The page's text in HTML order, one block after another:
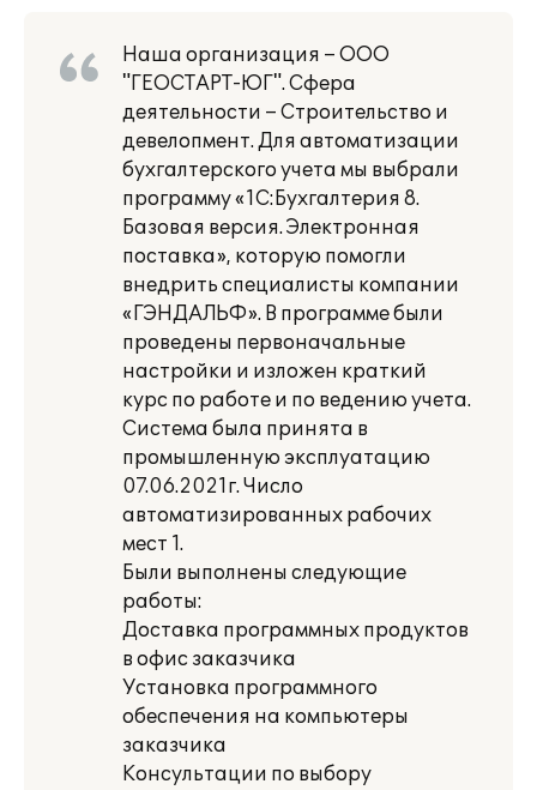
Наша организация – ООО
"ГЕОСТАРТ-ЮГ". Сфера
деятельности – Строительство и
девелопмент. Для автоматизации
бухгалтерского учета мы выбрали
программу «1С:Бухгалтерия 8.
Базовая версия. Электронная
поставка», которую помогли
внедрить специалисты компании
«ГЭНДАЛЬФ». В программе были
проведены первоначальные
настройки и изложен краткий
курс по работе и по ведению учета.
Система была принята в
промышленную эксплуатацию
07.06.2021г. Число
автоматизированных рабочих
мест 1.
Были выполнены следующие
работы:
Доставка программных продуктов
в офис заказчика
Установка программного
обеспечения на компьютеры
заказчика
Консультации по выбору